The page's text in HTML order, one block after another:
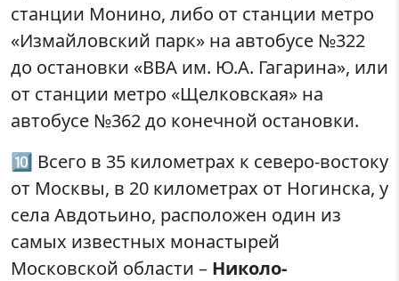
станции Монино, либо от станции метро
«Измайловский парк» на автобусе №322
до остановки «ВВА им. Ю.А. Гагарина», или
от станции метро «Щелковская» на
автобусе №362 до конечной остановки.
🔟 Всего в 35 километрах к северо-востоку
от Москвы, в 20 километрах от Ногинска, у
села Авдотьино, расположен один из
самых известных монастырей
Московской области – Николо-